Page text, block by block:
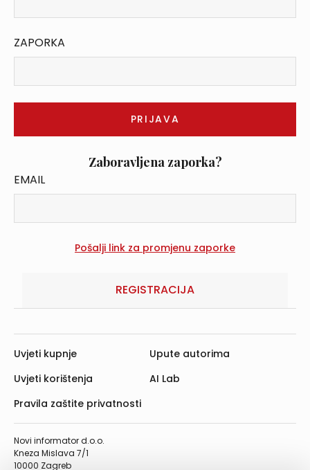
ZAPORKA
Zaboravljena zaporka?
EMAIL
REGISTRACIJA
Novi informator d.o.o.
Kneza Mislava 7/1
10000 Zagreb
Uvjeti kupnje
Uvjeti korištenja
Pravila zaštite privatnosti
Upute autorima
AI Lab